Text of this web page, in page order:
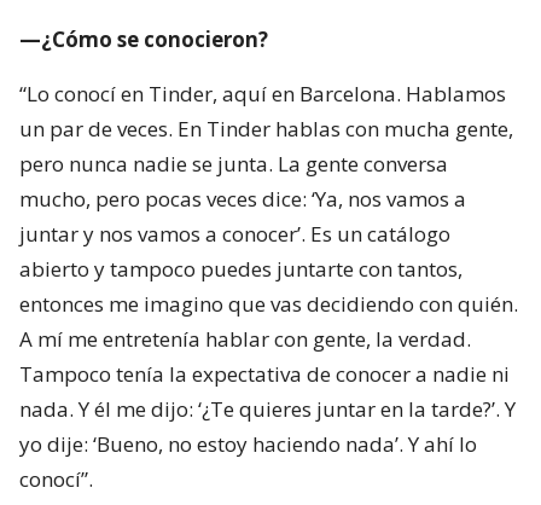
—¿Cómo se conocieron?
“Lo conocí en Tinder, aquí en Barcelona. Hablamos
un par de veces. En Tinder hablas con mucha gente,
pero nunca nadie se junta. La gente conversa
mucho, pero pocas veces dice: ‘Ya, nos vamos a
juntar y nos vamos a conocer’. Es un catálogo
abierto y tampoco puedes juntarte con tantos,
entonces me imagino que vas decidiendo con quién.
A mí me entretenía hablar con gente, la verdad.
Tampoco tenía la expectativa de conocer a nadie ni
nada. Y él me dijo: ‘¿Te quieres juntar en la tarde?’. Y
yo dije: ‘Bueno, no estoy haciendo nada’. Y ahí lo
conocí”.